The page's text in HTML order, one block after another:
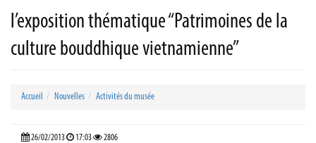
l’exposition thématique “Patrimoines de la
culture bouddhique vietnamienne”
Accueil Nouvelles Activités du musée
26/02/2013 17:03 2806